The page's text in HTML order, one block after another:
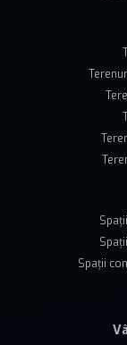
Spații